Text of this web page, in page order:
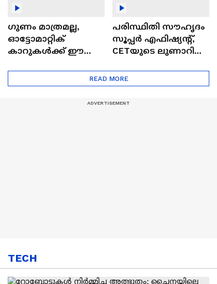
ഗുണം മാത്രമല്ല,
ഓട്ടോമാറ്റിക്
കാറുകൾക്ക് ഈ
പരിസ്ഥിതി സൗഹൃദം
സൂപ്പർ എഫിഷ്യന്റ്,
CETയുടെ ലുണാറിസ്
Eco Marathon 2025
READ MORE
TECH